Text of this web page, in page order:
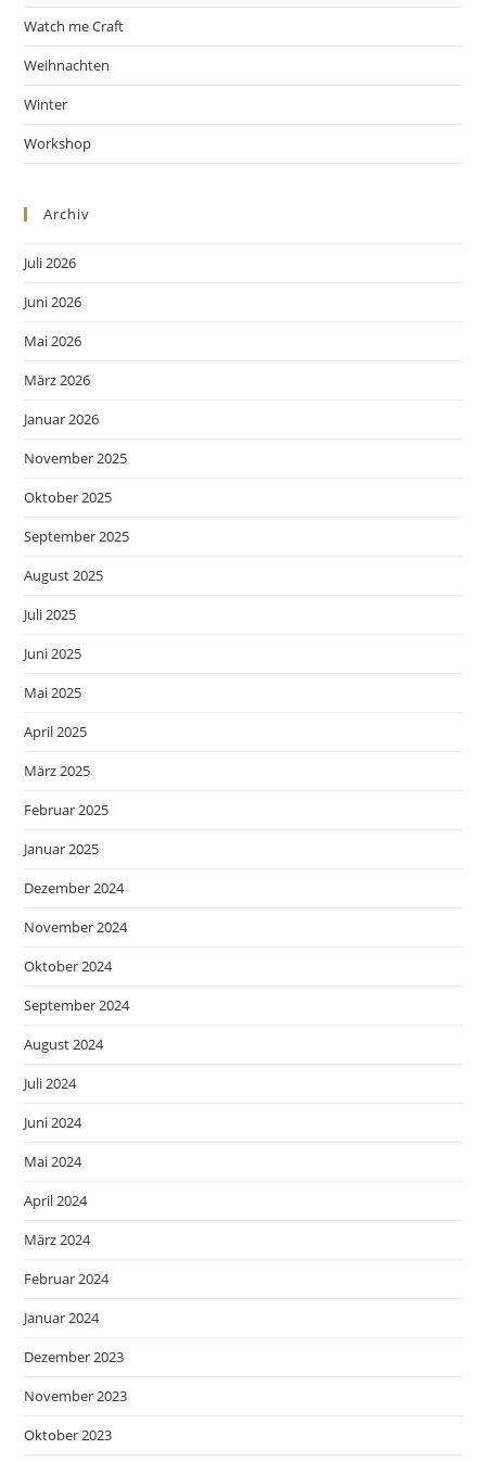
Watch me Craft
Weihnachten
Winter
Workshop
Archiv
Juli 2026
Juni 2026
Mai 2026
März 2026
Januar 2026
November 2025
Oktober 2025
September 2025
August 2025
Juli 2025
Juni 2025
Mai 2025
April 2025
März 2025
Februar 2025
Januar 2025
Dezember 2024
November 2024
Oktober 2024
September 2024
August 2024
Juli 2024
Juni 2024
Mai 2024
April 2024
März 2024
Februar 2024
Januar 2024
Dezember 2023
November 2023
Oktober 2023